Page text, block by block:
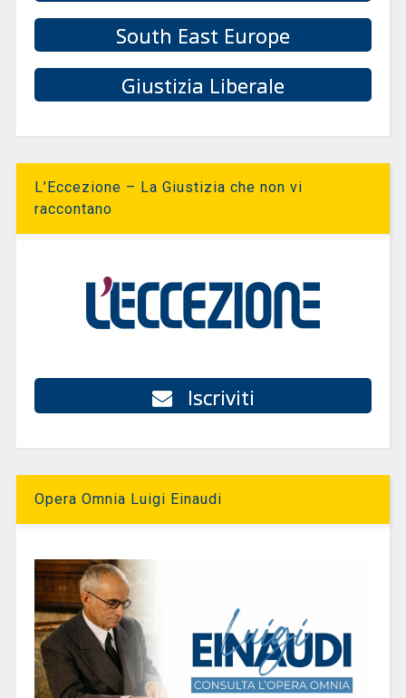
South East Europe
Giustizia Liberale
L’Eccezione – La Giustizia che non vi
raccontano
Iscriviti
Opera Omnia Luigi Einaudi